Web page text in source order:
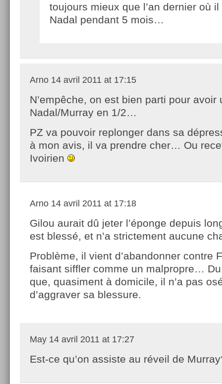
toujours mieux que l’an dernier où il
Nadal pendant 5 mois…
Arno 14 avril 2011 at 17:15
N’empêche, on est bien parti pour avoir
Nadal/Murray en 1/2…
PZ va pouvoir replonger dans sa
à mon avis, il va prendre cher… Ou
Ivoirien
Arno 14 avril 2011 at 17:18
Gilou aurait dû jeter l’éponge depuis
est blessé, et n’a strictement aucune
Problème, il vient d’abandonner contre
faisant siffler comme un malpropre…
que, quasiment à domicile, il n’a pas
d’aggraver sa blessure.
May 14 avril 2011 at 17:27
Est-ce qu’on assiste au réveil de